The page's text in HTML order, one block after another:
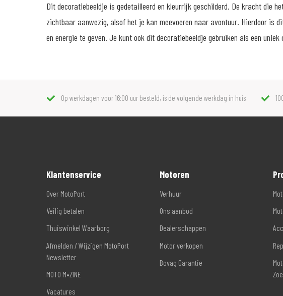
Dit decoratiebeeldje is gedetailleerd en kleurrijk geschilderd. De kracht die
zichtbaar aanwezig, alsof het je kan meevoeren naar avontuur. Hierdoor is
en energie te geven. Je kunt ook dit decoratiebeeldje gebruiken als een
Op werkdagen voor 16:00 uur besteld, is de volgende werkdag in huis
Klantenservice
Over MotoPort
Veilig betalen
Thuiswinkel Waarborg
Afmelden / Wijzigen MotoPort
Newsletter
MOTO M•ZINE
Vacatures
Motoren
Verhuur
Ons aanbod
Dealerschappen
Motor verkopen
Bovag Garantie